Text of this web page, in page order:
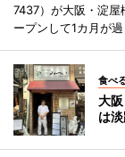
7437）が大阪・淀
ープンして1カ月が過
食べ
大
は